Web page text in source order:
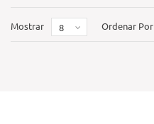
Mostrar 8 Ordenar Por